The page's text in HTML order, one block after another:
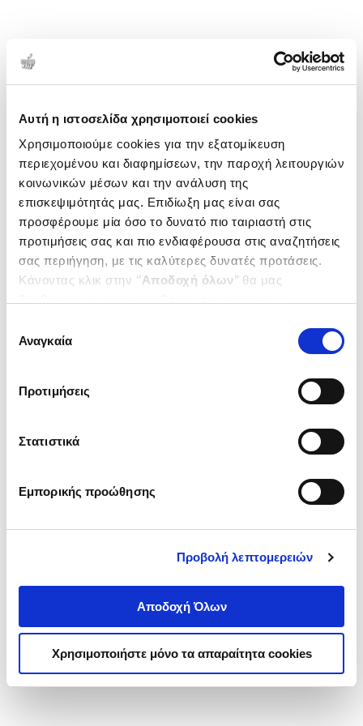
Αυτή η ιστοσελίδα χρησιμοποιεί cookies
Χρησιμοποιούμε cookies για την εξατομίκευση
περιεχομένου και διαφημίσεων, την παροχή λειτουργιών
κοινωνικών μέσων και την ανάλυση της
επισκεψιμότητάς μας. Επιδίωξη μας είναι σας
προσφέρουμε μία όσο το δυνατό πιο ταιριαστή στις
προτιμήσεις σας και πιο ενδιαφέρουσα στις αναζητήσεις
σας περιήγηση, με τις καλύτερες δυνατές προτάσεις.
Κάνοντας κλικ στην ‘’Αποδοχή όλων’’ θα μας
ενδιαφέρουν και να επιλέξετε από τα παρακάτω με την
΄΄και να ενημερωθείτε σχετικά με
συγκατάθεσης
Αναγκαία
Προτιμήσεις
Στατιστικά
Εμπορικής προώθησης
Προβολή λεπτομερειών
Αποδοχή Όλων
Χρησιμοποιήστε μόνο τα απαραίτητα cookies